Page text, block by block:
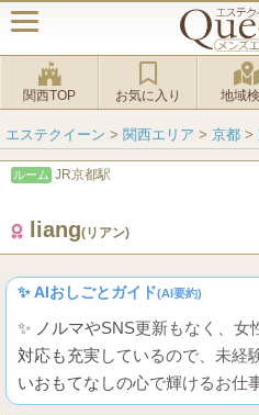
関西TOP お気に入り 地域
エステクイーン > 関西エリア > 京都 >
ルーム JR京都駅
liang(リアン)
✨ AIおしごとガイド(AI要約)
✨ ノルマやSNS更新もなく、女
対応も充実しているので、未経
いおもてなしの心で輝けるお仕